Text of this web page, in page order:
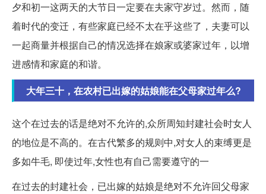
夕和初一这两天的大节日一定要在夫家守岁过。然而，随
着时代的变迁，有些家庭已经不太在乎这些了，夫妻可以
一起商量并根据自己的情况选择在娘家或婆家过年，以增
进感情和家庭的和谐。
大年三十，在农村已出嫁的姑娘能在父母家过年么?
这个在过去的话是绝对不允许的,众所周知封建社会时女人
的地位是不高的。在古代繁多的规则中,对女人的束缚更是
多如牛毛, 即使过年,女性也有自己需要遵守的一
在过去的封建社会，已出嫁的姑娘是绝对不允许回父母家